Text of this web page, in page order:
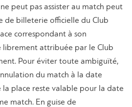
peut pas assister au match peut
de billeterie officielle du Club
correspondant à son
attribuée par le Club
Pour éviter toute ambiguïté,
du match à la date
place reste valable pour la date
match. En guise de